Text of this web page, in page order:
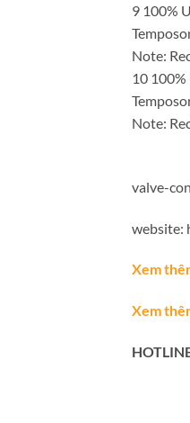
9 100%
Note:
10
Note:
valve-
website:
Xem
Xem